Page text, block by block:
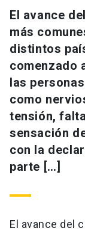
El avance
más
distintos
comenzado
las
como
tensión,
sensación
con la
parte […]
El avance del